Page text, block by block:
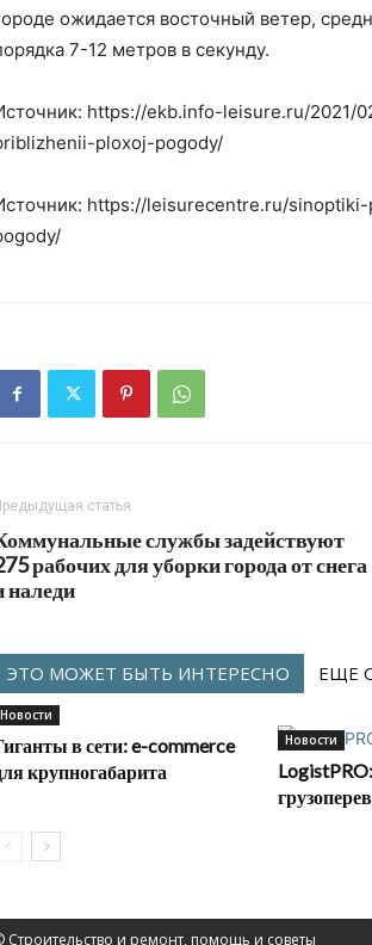
ожидается восточный ветер,
7-12 метров в секунду.
https://ekb.info-leisure.ru/
ploxoj-pogody/
https://leisurecentre.ru/
статья
службы задействуют
рабочих для уборки города от снега
наледи
ЭТО МОЖЕТ БЫТЬ ИНТЕРЕСНО ЕЩЕ
Новости
в сети: e-commerce
крупногабарита
Новости
Строительство и ремонт, помощь и советы